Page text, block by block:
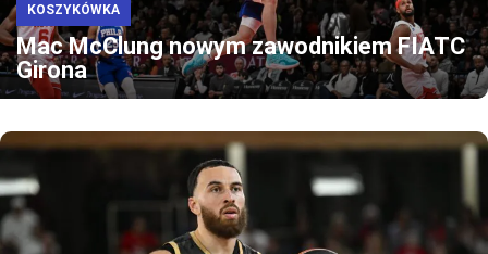
KOSZYKÓWKA
Mac McClung nowym zawodnikiem FIATC
Girona